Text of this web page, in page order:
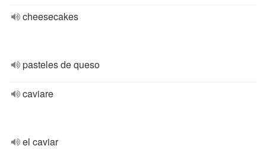
cheesecakes
pasteles de queso
caviare
el caviar